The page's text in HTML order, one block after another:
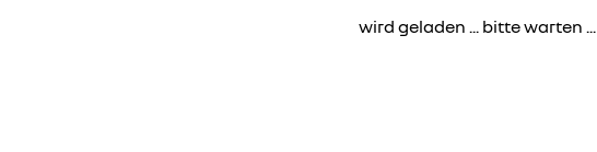
wird geladen ... bitte warten ...